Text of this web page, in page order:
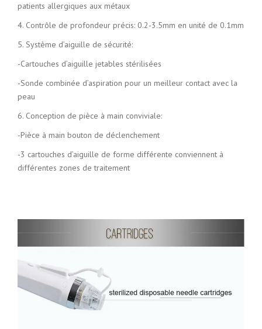
patients allergiques aux métaux
4. Contrôle de profondeur précis: 0.2-3.5mm en unité de 0.1mm
5. Système d’aiguille de sécurité:
-Cartouches d’aiguille jetables stérilisées
-Sonde combinée d’aspiration pour un meilleur contact avec la
peau
6. Conception de pièce à main conviviale:
-Pièce à main bouton de déclenchement
-3 cartouches d’aiguille de forme différente conviennent à
différentes zones de traitement